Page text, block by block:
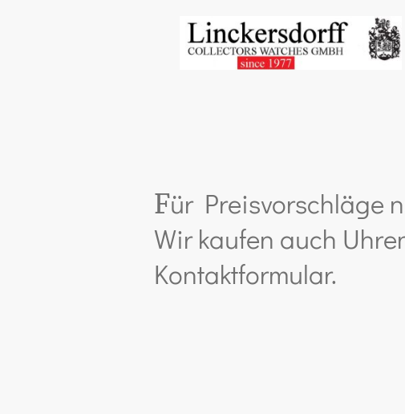
Für Preisvorschläge
Wir kaufen auch
Kontaktformular.